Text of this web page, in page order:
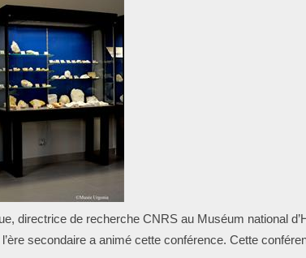
directrice de recherche CNRS au Muséum national
secondaire a animé cette conférence. Cette